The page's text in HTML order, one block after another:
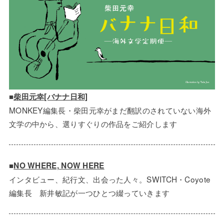
■柴田元幸[バナナ日和]
MONKEY編集長・柴田元幸がまだ翻訳のされていない海外
文学の中から、選りすぐりの作品をご紹介します
■NO WHERE, NOW HERE
インタビュー、紀行文、出会った人々。SWITCH・Coyote
編集長 新井敏記が一つひとつ綴っていきます